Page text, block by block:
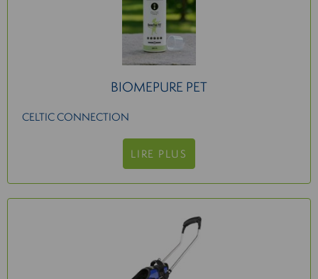
BIOMEPURE PET
CELTIC CONNECTION
LIRE PLUS